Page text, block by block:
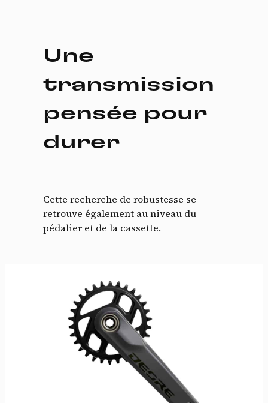
Une
transmission
pensée pour
durer
Cette recherche de robustesse se
retrouve également au niveau du
pédalier et de la cassette.